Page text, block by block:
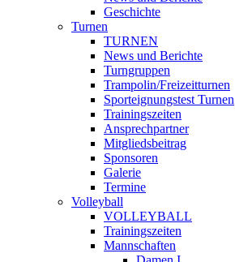
Geschichte
Turnen
TURNEN
News und Berichte
Turngruppen
Trampolin/Freizeitturnen
Sporteignungstest Turnen
Trainingszeiten
Ansprechpartner
Mitgliedsbeitrag
Sponsoren
Galerie
Termine
Volleyball
VOLLEYBALL
Trainingszeiten
Mannschaften